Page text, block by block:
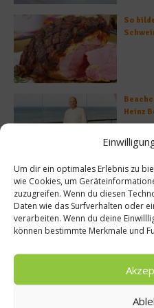
Um dir ein optimales Erlebnis zu
wie Cookies, um
zuzugreifen. Wenn du diesen
Daten wie das Surfverhalten oder
verarbeiten. Wenn du deine
können bestimmte Merkmale und
So
Heinz
Was ist
und